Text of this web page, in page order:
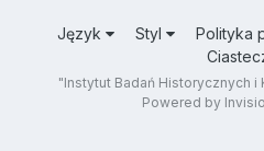
Język Styl Polityka
"Instytut Badań Historycznych i
Powered by